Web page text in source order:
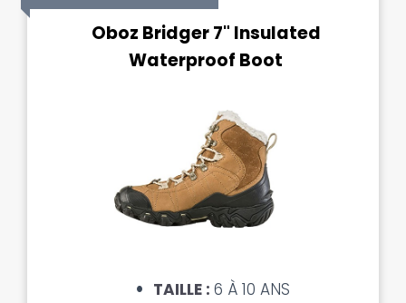
Oboz Bridger 7" Insulated
Waterproof Boot
TAILLE : 6 À 10 ANS